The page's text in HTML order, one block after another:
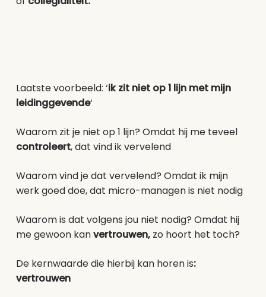
Laatste voorbeeld: ‘ik zit niet op 1 lijn met mijn
leidinggevende‘
Waarom zit je niet op 1 lijn? Omdat hij me teveel
controleert, dat vind ik vervelend
Waarom vind je dat vervelend? Omdat ik mijn
werk goed doe, dat micro-managen is niet nodig
Waarom is dat volgens jou niet nodig? Omdat hij
me gewoon kanvertrouwen, zo hoort het toch?
De kernwaarde die hierbij kan horen is:
vertrouwen